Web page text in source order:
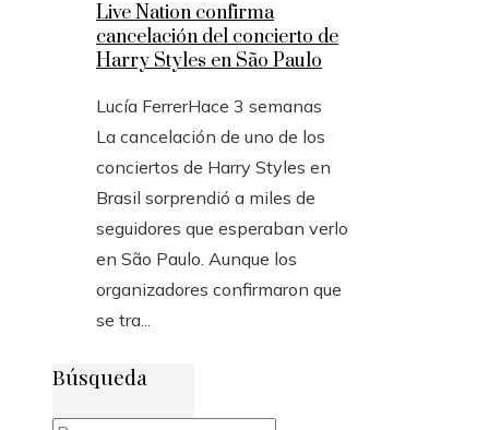
Live Nation confirma
cancelación del concierto de
Harry Styles en São Paulo
Lucía FerrerHace 3 semanas
La cancelación de uno de los
conciertos de Harry Styles en
Brasil sorprendió a miles de
seguidores que esperaban verlo
en São Paulo. Aunque los
organizadores confirmaron que
se tra...
Búsqueda